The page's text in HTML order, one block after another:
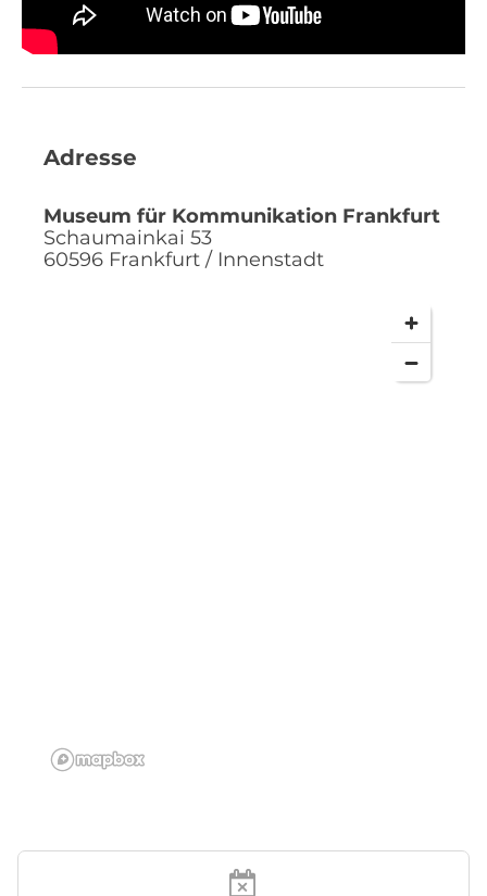
Adresse
Museum für Kommunikation Frankfurt
Schaumainkai 53
60596 Frankfurt / Innenstadt